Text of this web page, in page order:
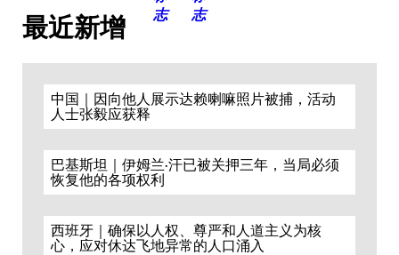
最近新增
中国｜因向他人展示达赖喇嘛照片被捕，活动
人士张毅应获释
巴基斯坦｜伊姆兰·汗已被关押三年，当局必须
恢复他的各项权利
西班牙｜确保以人权、尊严和人道主义为核
心，应对休达飞地异常的人口涌入